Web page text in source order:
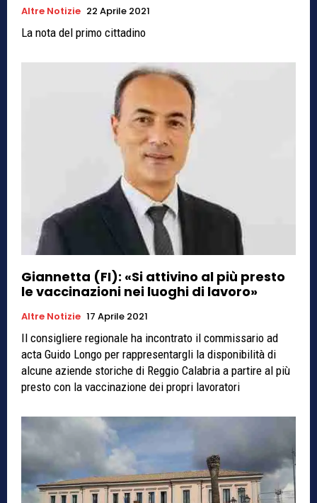
Altre Notizie 22 Aprile 2021
La nota del primo cittadino
Giannetta (FI): «Si attivino al più presto
le vaccinazioni nei luoghi di lavoro»
Altre Notizie 17 Aprile 2021
Il consigliere regionale ha incontrato il commissario ad
acta Guido Longo per rappresentargli la disponibilità di
alcune aziende storiche di Reggio Calabria a partire al più
presto con la vaccinazione dei propri lavoratori